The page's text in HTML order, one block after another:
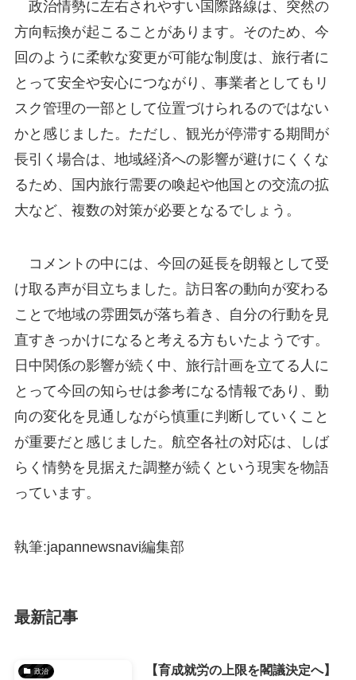
政治情勢に左右されやすい国際路線は、突然の
方向転換が起こることがあります。そのため、今
回のように柔軟な変更が可能な制度は、旅行者に
とって安全や安心につながり、事業者としてもリ
スク管理の一部として位置づけられるのではない
かと感じました。ただし、観光が停滞する期間が
長引く場合は、地域経済への影響が避けにくくな
るため、国内旅行需要の喚起や他国との交流の拡
大など、複数の対策が必要となるでしょう。
コメントの中には、今回の延長を朗報として受
け取る声が目立ちました。訪日客の動向が変わる
ことで地域の雰囲気が落ち着き、自分の行動を見
直すきっかけになると考える方もいたようです。
日中関係の影響が続く中、旅行計画を立てる人に
とって今回の知らせは参考になる情報であり、動
向の変化を見通しながら慎重に判断していくこと
が重要だと感じました。航空各社の対応は、しば
らく情勢を見据えた調整が続くという現実を物語
っています。
執筆:japannewsnavi編集部
最新記事
政治
【育成就労の上限を閣議決定へ】